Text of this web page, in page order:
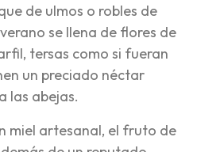
de ulmos o robles de
se llena de flores de
tersas como si fueran
un preciado néctar
las abejas.
miel artesanal, el fruto de